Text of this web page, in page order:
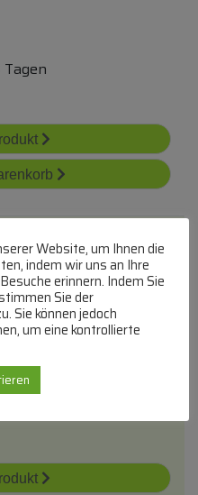
Website, um Ihnen die
indem wir uns an Ihre
erinnern. Indem Sie
Sie der
Sie können jedoch
um eine kontrollierte